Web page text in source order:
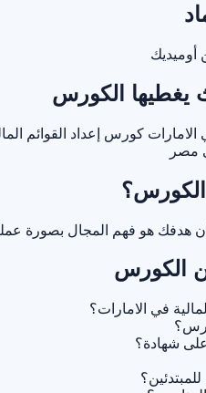
أوميديك
يغطيها الكورس
الامارات كورس إعداد القوائم
مصر
الكورس؟
هدفك هو فهم المجال بصورة
الكورس
في الامارات؟
شهادة؟